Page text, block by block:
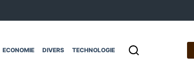
ECONOMIE DIVERS TECHNOLOGIE